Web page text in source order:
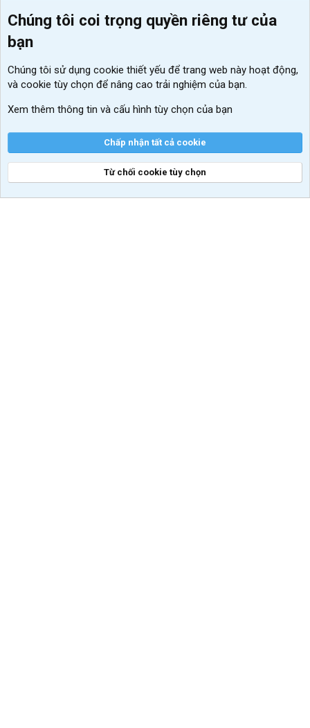
Chúng tôi coi trọng quyền riêng tư của
bạn
Chúng tôi sử dụng cookie thiết yếu để trang web này hoạt động,
và cookie tùy chọn để nâng cao trải nghiệm của bạn.
Xem thêm thông tin và cấu hình tùy chọn của bạn
Chấp nhận tất cả cookie
Từ chối cookie tùy chọn